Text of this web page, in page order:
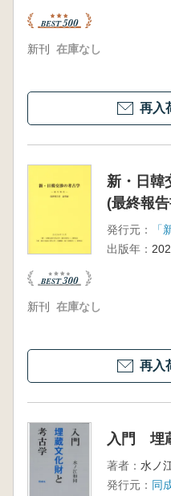
新刊 在庫なし
再入
新・日
(最終報
発行元：
出版年：
新刊 在庫なし
再入
入門 埋
著者： 水ノ
発行元： 同